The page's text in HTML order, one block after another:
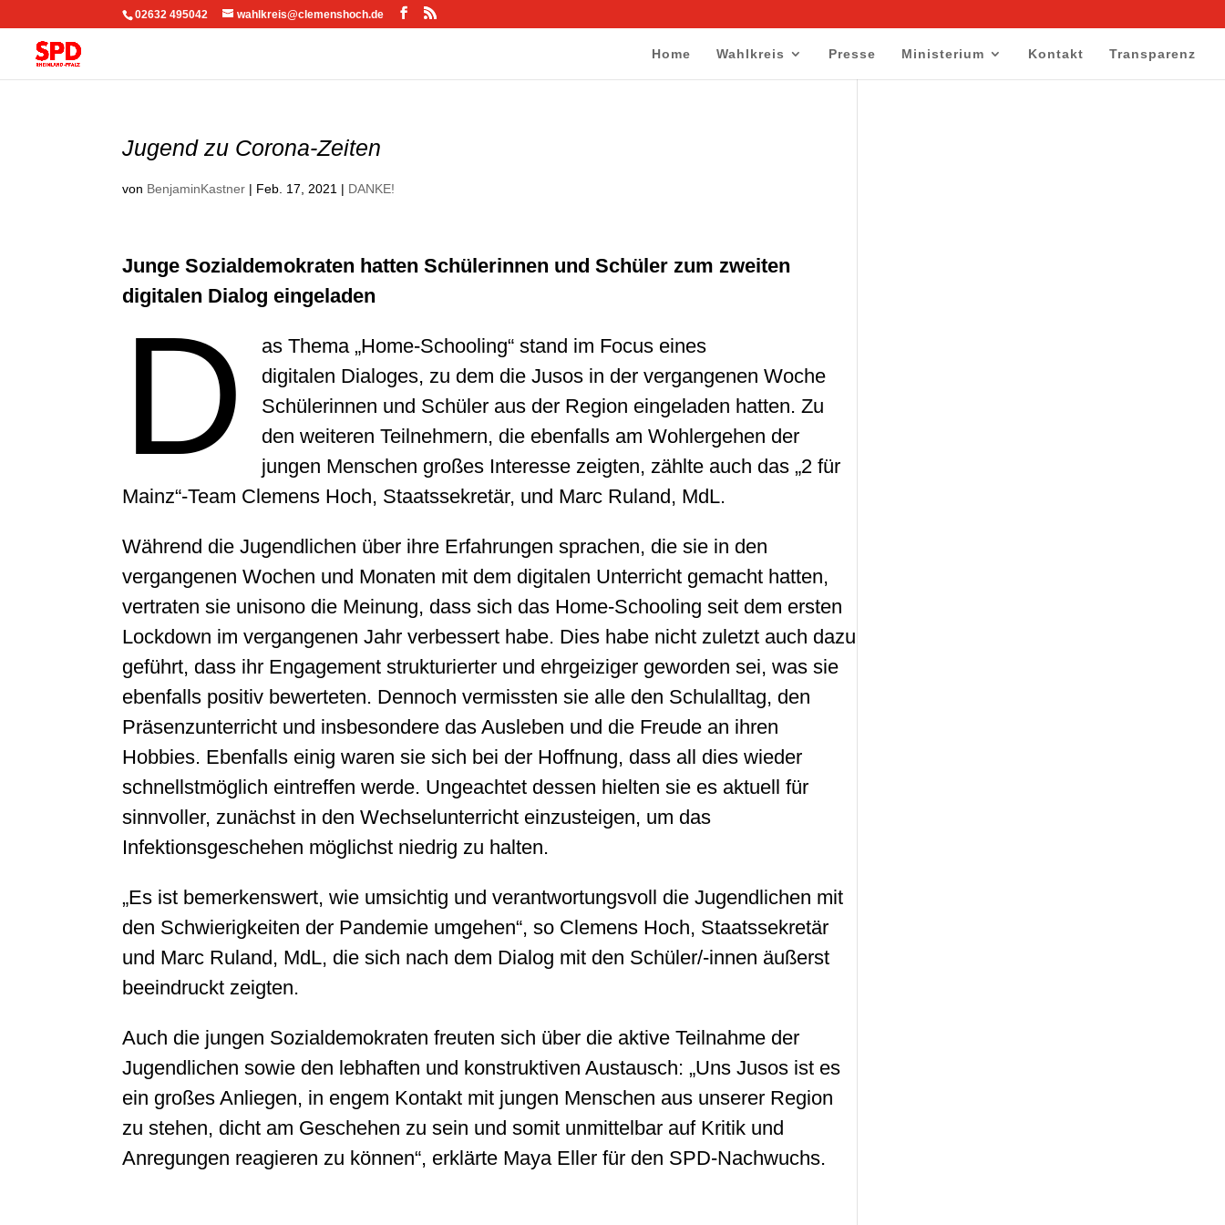
02632 495042 wahlkreis@clemenshoch.de
Home Wahlkreis Presse Ministerium Kontakt Transparenz
Jugend zu Corona-Zeiten
von BenjaminKastner | Feb. 17, 2021 | DANKE!
Junge Sozialdemokraten hatten Schülerinnen und Schüler zum zweiten
digitalen Dialog eingeladen
D
as Thema „Home-Schooling“ stand im Focus eines
digitalen Dialoges, zu dem die Jusos in der vergangenen Woche
Schülerinnen und Schüler aus der Region eingeladen hatten. Zu
den weiteren Teilnehmern, die ebenfalls am Wohlergehen der
jungen Menschen großes Interesse zeigten, zählte auch das „2 für
Mainz“-Team Clemens Hoch, Staatssekretär, und Marc Ruland, MdL.
Während die Jugendlichen über ihre Erfahrungen sprachen, die sie in den
vergangenen Wochen und Monaten mit dem digitalen Unterricht gemacht hatten,
vertraten sie unisono die Meinung, dass sich das Home-Schooling seit dem ersten
Lockdown im vergangenen Jahr verbessert habe. Dies habe nicht zuletzt auch dazu
geführt, dass ihr Engagement strukturierter und ehrgeiziger geworden sei, was sie
ebenfalls positiv bewerteten. Dennoch vermissten sie alle den Schulalltag, den
Präsenzunterricht und insbesondere das Ausleben und die Freude an ihren
Hobbies. Ebenfalls einig waren sie sich bei der Hoffnung, dass all dies wieder
schnellstmöglich eintreffen werde. Ungeachtet dessen hielten sie es aktuell für
sinnvoller, zunächst in den Wechselunterricht einzusteigen, um das
Infektionsgeschehen möglichst niedrig zu halten.
„Es ist bemerkenswert, wie umsichtig und verantwortungsvoll die Jugendlichen mit
den Schwierigkeiten der Pandemie umgehen“, so Clemens Hoch, Staatssekretär
und Marc Ruland, MdL, die sich nach dem Dialog mit den Schüler/-innen äußerst
beeindruckt zeigten.
Auch die jungen Sozialdemokraten freuten sich über die aktive Teilnahme der
Jugendlichen sowie den lebhaften und konstruktiven Austausch: „Uns Jusos ist es
ein großes Anliegen, in engem Kontakt mit jungen Menschen aus unserer Region
zu stehen, dicht am Geschehen zu sein und somit unmittelbar auf Kritik und
Anregungen reagieren zu können“, erklärte Maya Eller für den SPD-Nachwuchs.